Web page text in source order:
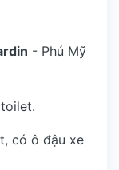
- Phú Mỹ
có ô đậu xe